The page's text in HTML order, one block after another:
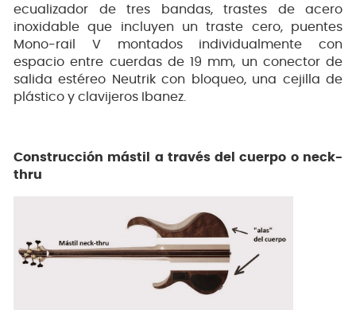
ecualizador de tres bandas, trastes de acero
inoxidable que incluyen un traste cero, puentes
Mono-rail V montados individualmente con
espacio entre cuerdas de 19 mm, un conector de
salida estéreo Neutrik con bloqueo, una cejilla de
plástico y clavijeros Ibanez.
Construcción mástil a través del cuerpo o neck-
thru